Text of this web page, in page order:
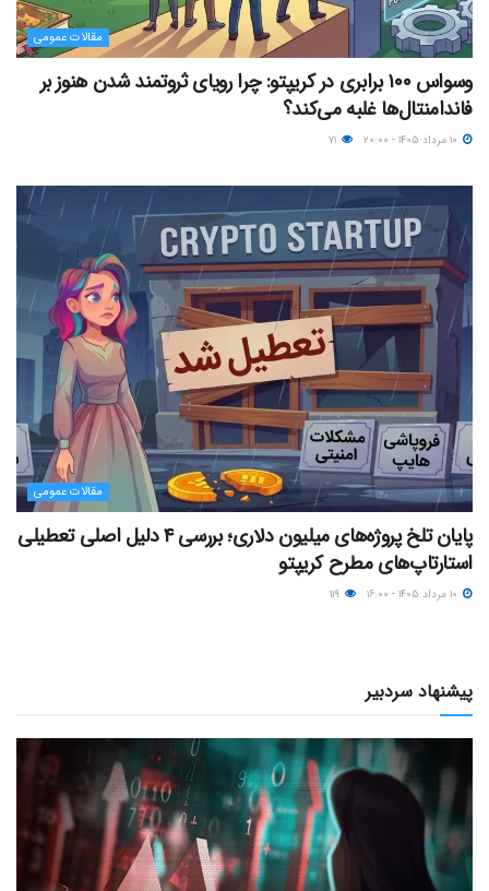
مقالات عمومی
وسواس ۱۰۰ برابری در کریپتو: چرا رویای ثروتمند شدن هنوز بر
فاندامنتال‌ها غلبه می‌کند؟
مقالات عمومی
پایان تلخ پروژه‌های میلیون دلاری؛ بررسی ۴ دلیل اصلی تعطیلی
استارتاپ‌های مطرح کریپتو
پیشنهاد سردبیر